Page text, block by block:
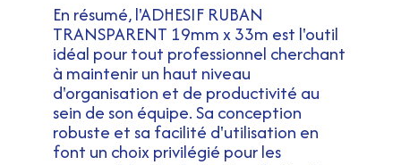
En résumé, l'ADHESIF RUBAN
TRANSPARENT 19mm x 33m est l'outil
idéal pour tout professionnel cherchant
à maintenir un haut niveau
d'organisation et de productivité au
sein de son équipe. Sa conception
robuste et sa facilité d'utilisation en
font un choix privilégié pour les